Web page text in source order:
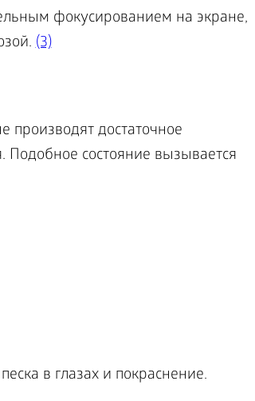
фокусированием на экране,
(3)
производят достаточное
Подобное состояние вызывается
в глазах и покраснение.